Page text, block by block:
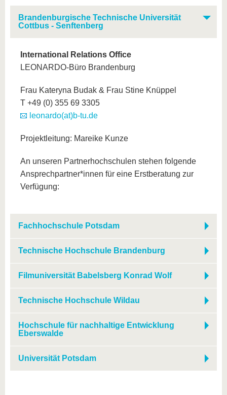
Brandenburgische Technische Universität
Cottbus - Senftenberg
International Relations Office
LEONARDO-Büro Brandenburg
Frau Kateryna Budak & Frau Stine Knüppel
T +49 (0) 355 69 3305
leonardo(at)b-tu.de
Projektleitung: Mareike Kunze
An unseren Partnerhochschulen stehen folgende
Ansprechpartner*innen für eine Erstberatung zur
Verfügung:
Fachhochschule Potsdam
Technische Hochschule Brandenburg
Filmuniversität Babelsberg Konrad Wolf
Technische Hochschule Wildau
Hochschule für nachhaltige Entwicklung
Eberswalde
Universität Potsdam